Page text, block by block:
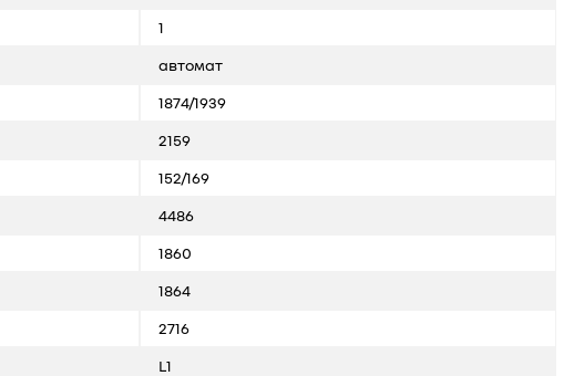
1
автомат
1874/1939
2159
152/169
4486
1860
1864
2716
L1